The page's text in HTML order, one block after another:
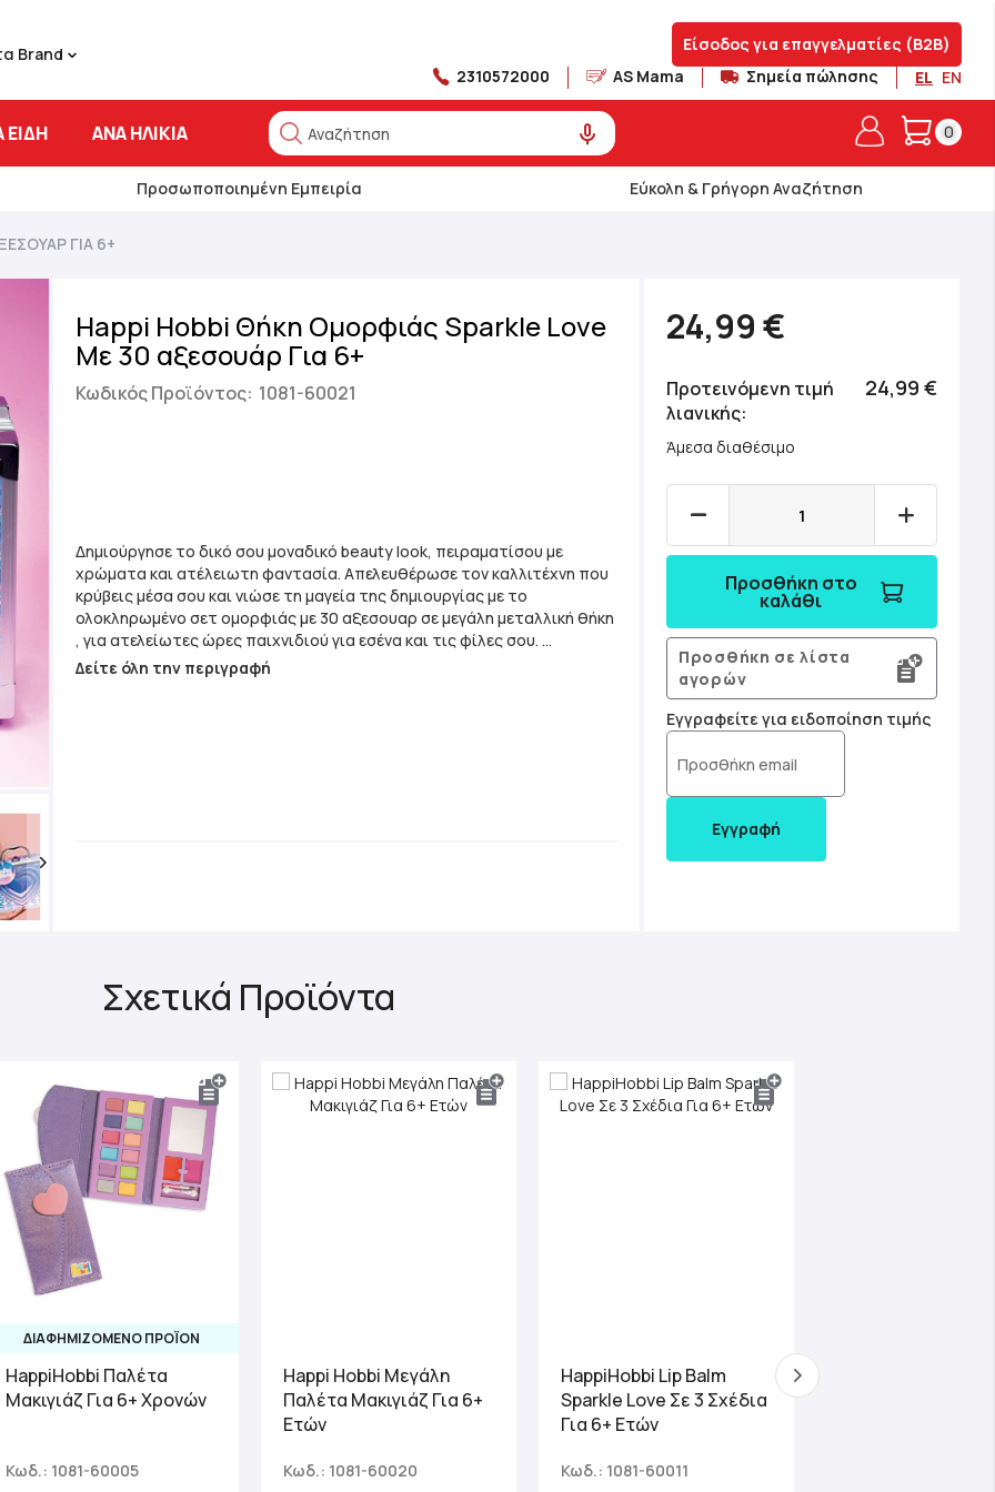
Brand
Είσοδος για επαγγελματίες (B2B)
2310572000
AS Mama Σημεία πώλησης EL EN
ΕΊΔΗ ΑΝΆ ΗΛΙΚΊΑ
Αναζήτηση
Αναζήτηση
Το
0
Προσωποποιημένη Εμπειρία Εύκολη & Γρήγορη Αναζήτηση
ΓΙΑ 6+
Happi Hobbi Θήκη Ομορφιάς Sparkle Love
Με 30 αξεσουάρ Για 6+
Κωδικός Προϊόντος: 1081-60021
Δημιούργησε το δικό σου μοναδικό beauty look, πειραματίσου με
χρώματα και ατέλειωτη φαντασία. Απελευθέρωσε τον καλλιτέχνη που
κρύβεις μέσα σου και νιώσε τη μαγεία της δημιουργίας με το
ολοκληρωμένο σετ ομορφιάς με 30 αξεσουαρ σε μεγάλη μεταλλική θήκη
, για ατελείωτες ώρες παιχνιδιού για εσένα και τις φίλες σου.
Περιέχει: - 3 μανό - 2 lip gloss - 2 κραγιόν - 12 σκιές ματιών - 2
Δείτε όλη την περιγραφή
24,99 €
Προτεινόμενη τιμή
λιανικής
24,99 €
Άμεσα διαθέσιμο
Προσθήκη στο
καλάθι
Προσθήκη σε λίστα
αγορών
Εγγραφείτε για ειδοποίηση τιμής
Εγγραφή
Σχετικά Προϊόντα
ΔΙΑΦΗΜΙΖΟΜΕΝΟ ΠΡΟΪΟΝ
HappiHobbi Παλέτα
Μακιγιάζ Για 6+ Χρονών
Κωδ.: 1081-60005
Happi Hobbi Μεγάλη
Παλέτα Μακιγιάζ Για 6+
Ετών
Κωδ.: 1081-60020
HappiHobbi Lip Balm
Sparkle Love Σε 3 Σχέδια
Για 6+ Ετών
Κωδ.: 1081-60011